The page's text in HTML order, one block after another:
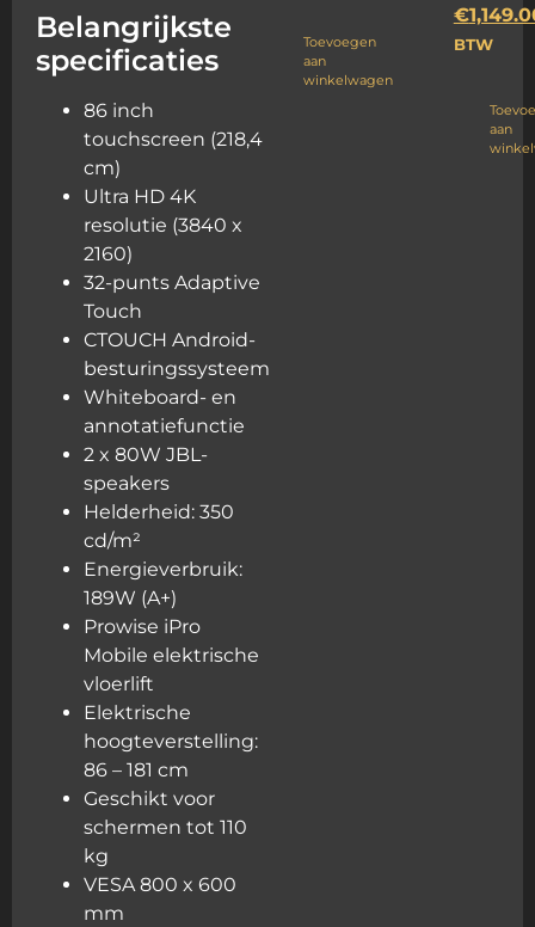
Belangrijkste
specificaties
86 inch
touchscreen (218,4
cm)
Ultra HD 4K
resolutie (3840 x
2160)
32-punts Adaptive
Touch
CTOUCH Android-
besturingssysteem
Whiteboard- en
annotatiefunctie
2 x 80W JBL-
speakers
Helderheid: 350
cd/m²
Energieverbruik:
189W (A+)
Prowise iPro
Mobile elektrische
vloerlift
Elektrische
hoogteverstelling:
86 – 181 cm
Geschikt voor
schermen tot 110
kg
VESA 800 x 600
mm
Toevoegen
aan
winkelwagen
€
BTW
aan